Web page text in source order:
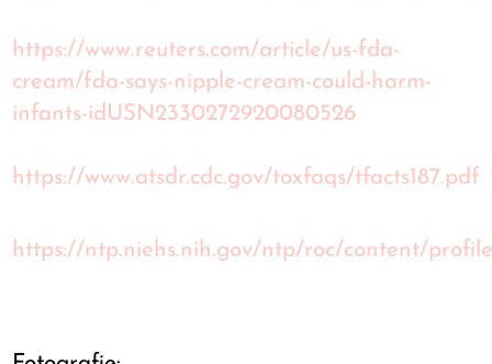
https://www.reuters.com/article/us-fda-
cream/fda-says-nipple-cream-could-harm-
infants-idUSN2330272920080526
https://www.atsdr.cdc.gov/toxfaqs/tfacts187.pdf
https://ntp.niehs.nih.gov/ntp/roc/content/